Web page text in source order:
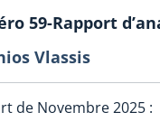
59-Rapport
Vlassis
de Novembre 2025 :